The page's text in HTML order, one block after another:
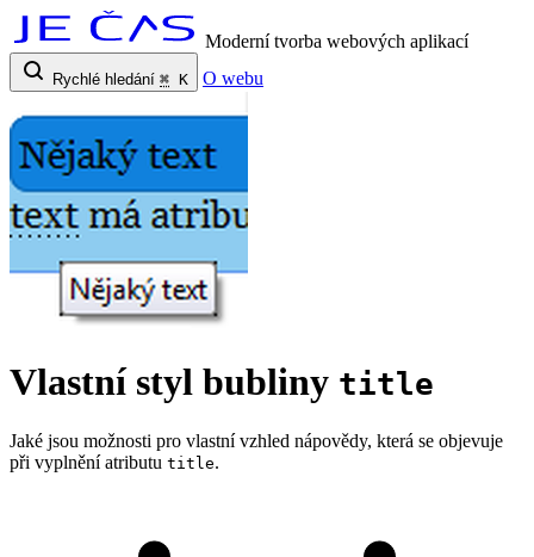
Moderní tvorba webových aplikací
Rychlé hledání ⌘ K O webu
Vlastní styl bubliny title
Jaké jsou možnosti pro vlastní vzhled nápovědy, která se objevuje
při vyplnění atributu title.